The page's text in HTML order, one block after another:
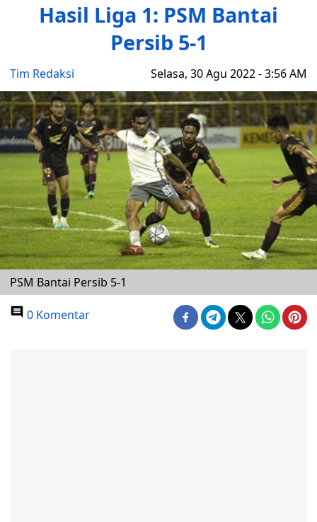
Hasil Liga 1: PSM Bantai
Persib 5-1
Tim Redaksi Selasa, 30 Agu 2022 - 3:56 AM
PSM Bantai Persib 5-1
0 Komentar